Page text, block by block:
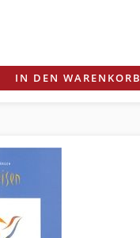
IN DEN WARENKORB